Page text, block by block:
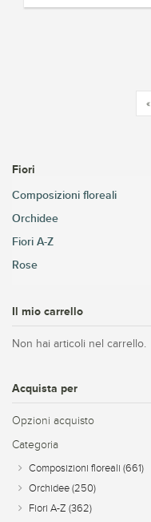
«
Fiori
Composizioni floreali
Orchidee
Fiori A-Z
Rose
Il mio carrello
Non hai articoli nel carrello.
Acquista per
Opzioni acquisto
Categoria
Composizioni floreali (661)
Orchidee (250)
Fiori A-Z (362)